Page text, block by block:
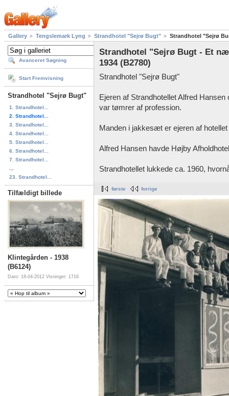
Gallery Tengslemark Lyng Strandhotel "Sejrø Bugt" Strandhotel "Sejrø
Avanceret Søgning
Start Fremvisning
Strandhotel "Sejrø Bugt"
1. Strandhotel...
2. Strandhotel...
3. Strandhotel...
4. Strandhotel...
5. Strandhotel...
6. Strandhotel...
7. Strandhotel...
23. Strandhotel...
Tilfældigt billede
Klintegården - 1938
(B6124)
Dato: 18-04-2012 Visninger: 1716
Strandhotel "Sejrø Bugt - Et
1934 (B2780)
Strandhotel "Sejrø Bugt"
Ejeren af Strandhotellet Alfred
var tømrer af profession.
Manden i jakkesæt er ejeren af
Alfred Hansen havde Højby
Strandhotellet lukkede ca. 1960,
første forrige